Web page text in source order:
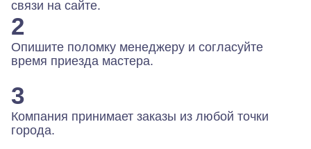
связи на сайте.
2
Опишите поломку менеджеру и согласуйте
время приезда мастера.
3
Компания принимает заказы из любой точки
города.